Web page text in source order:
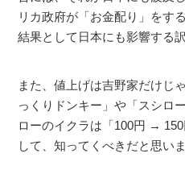
リカ政府が「お金配り」をす
結果として日本にも影響する訳
また、値上げは吉野家だけじ
っくりドンキー」や「スシロ
ローのイクラは「100円 →
して、知ってくべきだと思いま